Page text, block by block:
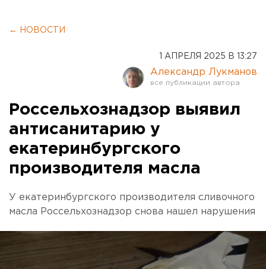
← НОВОСТИ
1 АПРЕЛЯ 2025 В 13:27
Александр Лукманов
Россельхознадзор выявил
антисанитарию у
екатеринбургского
производителя масла
У екатеринбургского производителя сливочного
масла Россельхознадзор снова нашел нарушения